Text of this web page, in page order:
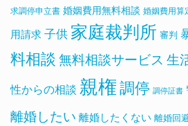
求調停申立書 婚姻費用無料相談 婚姻費用算
用請求 子供 家庭裁判所 審判
料相談 無料相談サービス 生
性からの相談 親権 調停 調停証書
離婚したい 離婚したくない 離婚回